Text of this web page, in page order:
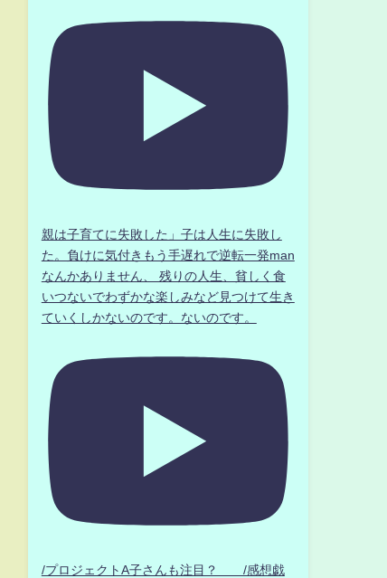
親は子育てに失敗した」子は人生に失敗し
た。負けに気付きもう手遅れで逆転一発man
なんかありません、 残りの人生、貧しく食
いつないでわずかな楽しみなど見つけて生き
ていくしかないのです。ないのです。
/プロジェクトA子さんも注目？ /感想戯